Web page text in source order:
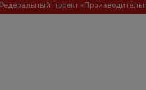
проект